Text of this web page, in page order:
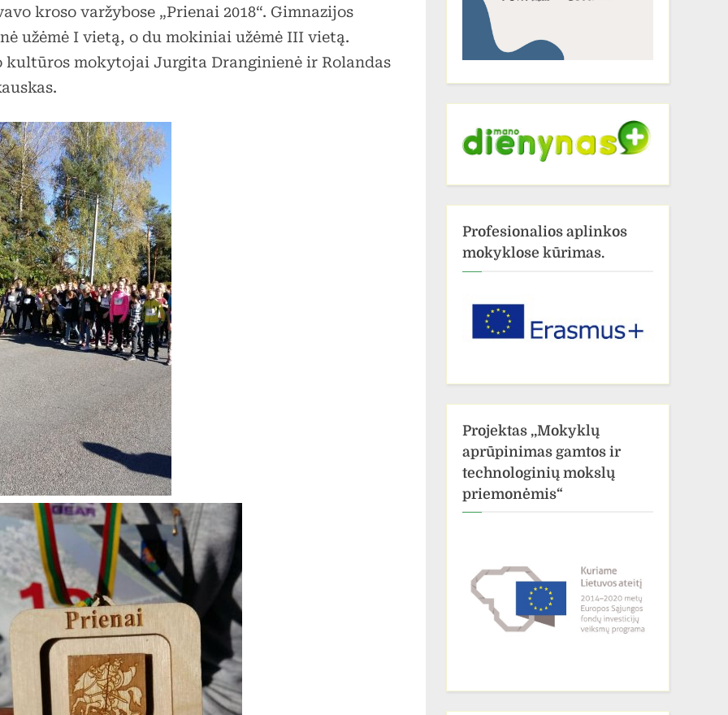
Toggle
sub-
menu
kroso varžybose „Prienai 2018“. Gimnazijos
užėmė I vietą, o du mokiniai užėmė III vietą.
kultūros mokytojai Jurgita Dranginienė ir Rolandas
Profesionalios aplinkos
mokyklose kūrimas.
Projektas ,,Mokyklų
aprūpinimas gamtos ir
technologinių mokslų
priemonėmis“